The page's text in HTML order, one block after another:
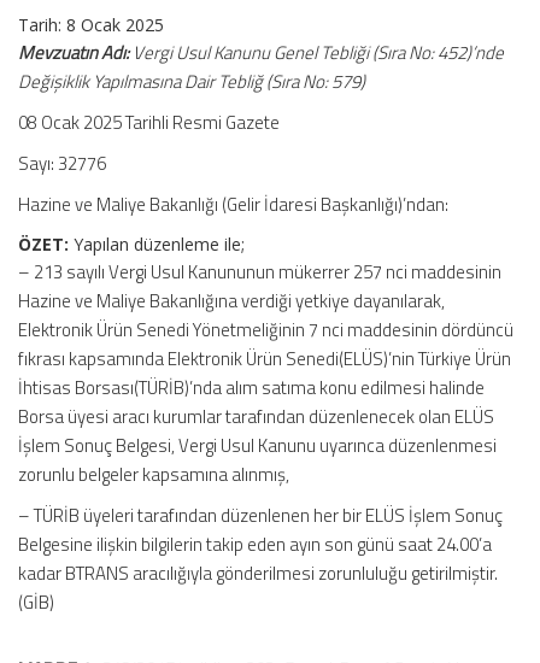
Tarih: 8 Ocak 2025
Mevzuatın Adı:Vergi Usul Kanunu Genel Tebliği (Sıra No: 452)’nde
Değişiklik Yapılmasına Dair Tebliğ (Sıra No: 579)
08 Ocak 2025 Tarihli Resmi Gazete
Sayı: 32776
Hazine ve Maliye Bakanlığı (Gelir İdaresi Başkanlığı)’ndan:
ÖZET: Yapılan düzenleme ile;
– 213 sayılı Vergi Usul Kanununun mükerrer 257 nci maddesinin
Hazine ve Maliye Bakanlığına verdiği yetkiye dayanılarak,
Elektronik Ürün Senedi Yönetmeliğinin 7 nci maddesinin dördüncü
fıkrası kapsamında Elektronik Ürün Senedi(ELÜS)’nin Türkiye Ürün
İhtisas Borsası(TÜRİB)’nda alım satıma konu edilmesi halinde
Borsa üyesi aracı kurumlar tarafından düzenlenecek olan ELÜS
İşlem Sonuç Belgesi, Vergi Usul Kanunu uyarınca düzenlenmesi
zorunlu belgeler kapsamına alınmış,
– TÜRİB üyeleri tarafından düzenlenen her bir ELÜS İşlem Sonuç
Belgesine ilişkin bilgilerin takip eden ayın son günü saat 24.00’a
kadar BTRANS aracılığıyla gönderilmesi zorunluluğu getirilmiştir.
(GİB)